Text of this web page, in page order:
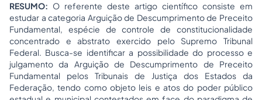
RESUMO: O referente deste artigo científico consiste em
estudar a categoria Arguição de Descumprimento de Preceito
Fundamental, espécie de controle de constitucionalidade
concentrado e abstrato exercido pelo Supremo Tribunal
Federal. Busca-se identificar a possibilidade do processo e
julgamento da Arguição de Descumprimento de Preceito
Fundamental pelos Tribunais de Justiça dos Estados da
Federação, tendo como objeto leis e atos do poder público